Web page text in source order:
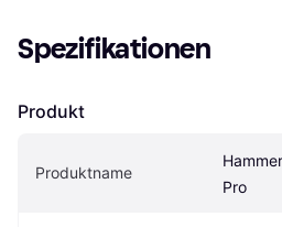
Spezifikationen
Produkt
Produktname
Pro